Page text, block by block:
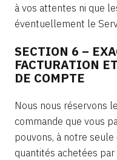
à vos attentes ni que
éventuellement le
SECTION 6 –
FACTURATION
DE COMPTE
Nous nous réservons
commande que vous
pouvons, à notre
quantités achetées